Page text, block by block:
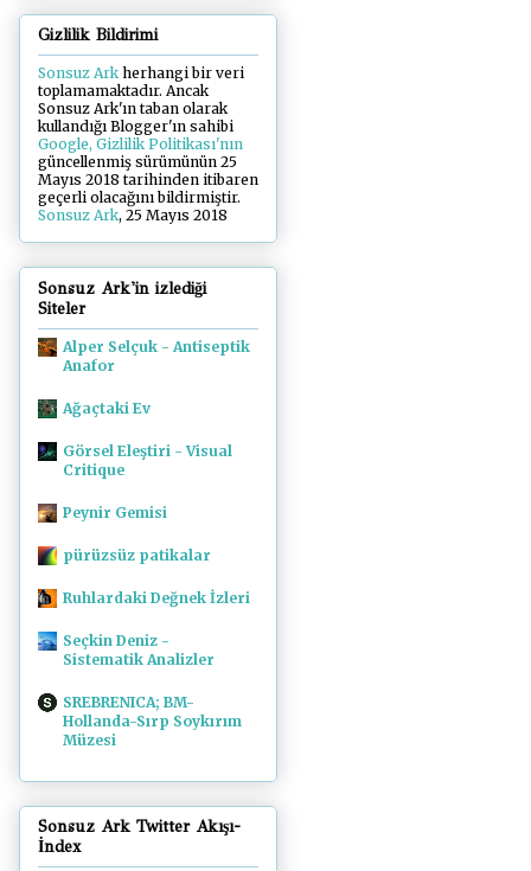
Gizlilik Bildirimi
Sonsuz Arkherhangi bir veri
toplamamaktadır. Ancak
Sonsuz Ark'ın taban olarak
kullandığı Blogger'ın sahibi
Google, Gizlilik Politikası'nın
güncellenmiş sürümünün 25
Mayıs 2018 tarihinden itibaren
geçerli olacağını bildirmiştir.
Sonsuz Ark, 25 Mayıs 2018
Sonsuz Ark'in izlediği
Siteler
Alper Selçuk - Antiseptik
Anafor
Ağaçtaki Ev
Görsel Eleştiri - Visual
Critique
Peynir Gemisi
pürüzsüz patikalar
Ruhlardaki Değnek İzleri
Seçkin Deniz -
Sistematik Analizler
SREBRENICA; BM-
Hollanda-Sırp Soykırım
Müzesi
Sonsuz Ark Twitter Akışı-
İndex